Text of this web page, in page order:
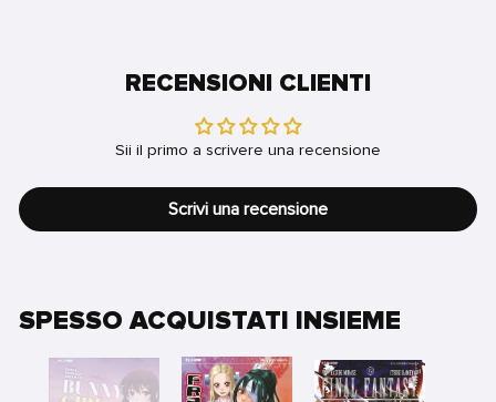
RECENSIONI CLIENTI
Sii il primo a scrivere una recensione
Scrivi una recensione
SPESSO ACQUISTATI INSIEME